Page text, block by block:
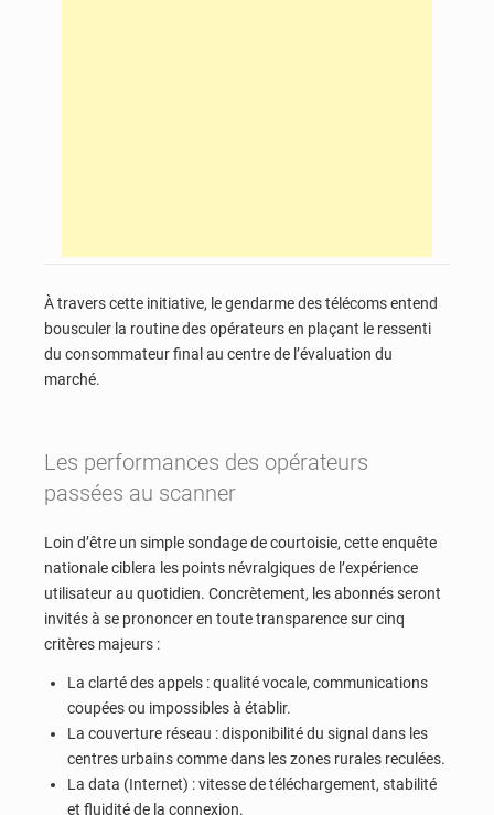
À travers cette initiative, le gendarme des télécoms entend
bousculer la routine des opérateurs en plaçant le ressenti
du consommateur final au centre de l’évaluation du
marché.
Les performances des opérateurs
passées au scanner
Loin d’être un simple sondage de courtoisie, cette enquête
nationale ciblera les points névralgiques de l’expérience
utilisateur au quotidien. Concrètement, les abonnés seront
invités à se prononcer en toute transparence sur cinq
critères majeurs :
La clarté des appels : qualité vocale, communications
coupées ou impossibles à établir.
La couverture réseau : disponibilité du signal dans les
centres urbains comme dans les zones rurales reculées.
La data (Internet) : vitesse de téléchargement, stabilité
et fluidité de la connexion.